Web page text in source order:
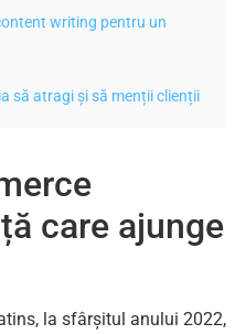
writing pentru un
să atragi și să menții clienții
care ajunge
la sfârșitul anului 2022,